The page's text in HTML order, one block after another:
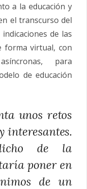
a la educación y
el transcurso del
de las
forma virtual, con
para
de educación
unos retos
interesantes.
de la
poner en
de un